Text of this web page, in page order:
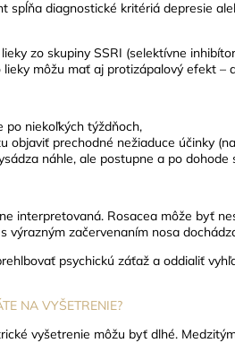
spĺňa diagnostické kritériá depresie
zo skupiny SSRI (selektívne
môžu mať aj protizápalový efekt
po niekoľkých týždňoch,
objaviť prechodné nežiaduce účinky
náhle, ale postupne a po dohode
interpretovaná. Rosacea môže byť
výrazným začervenaním nosa
psychickú záťaž a oddialiť
NA VYŠETRENIE?
vyšetrenie môžu byť dlhé.